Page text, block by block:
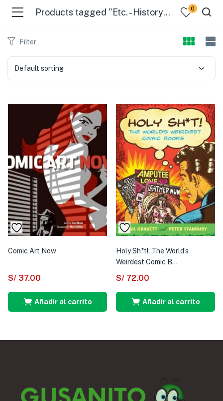
Products tagged "Etc. - History And Criticism" 0
Filter
Default sorting
Comic Art Now
S/ 37.00
Añadir al carrito
Holy Sh*t!: The World’s
Weirdest Comic B...
S/ 72.00
Añadir al carrito